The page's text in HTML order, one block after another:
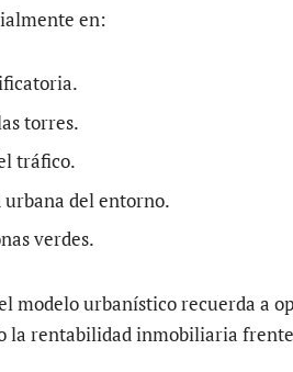
en:
torres.
tráfico.
del entorno.
verdes.
modelo urbanístico recuerda a
la rentabilidad inmobiliaria